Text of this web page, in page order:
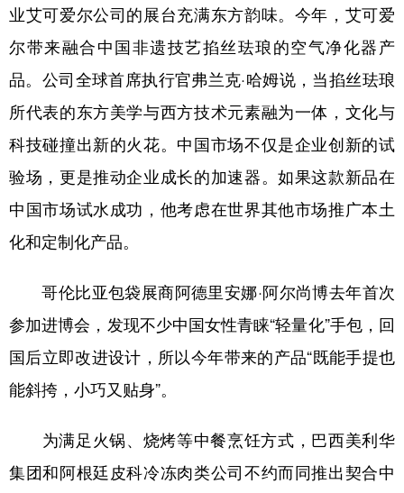
业艾可爱尔公司的展台充满东方韵味。今年，艾可爱
尔带来融合中国非遗技艺掐丝珐琅的空气净化器产
品。公司全球首席执行官弗兰克·哈姆说，当掐丝珐琅
所代表的东方美学与西方技术元素融为一体，文化与
科技碰撞出新的火花。中国市场不仅是企业创新的试
验场，更是推动企业成长的加速器。如果这款新品在
中国市场试水成功，他考虑在世界其他市场推广本土
化和定制化产品。
哥伦比亚包袋展商阿德里安娜·阿尔尚博去年首次
参加进博会，发现不少中国女性青睐“轻量化”手包，回
国后立即改进设计，所以今年带来的产品“既能手提也
能斜挎，小巧又贴身”。
为满足火锅、烧烤等中餐烹饪方式，巴西美利华
集团和阿根廷皮科冷冻肉类公司不约而同推出契合中